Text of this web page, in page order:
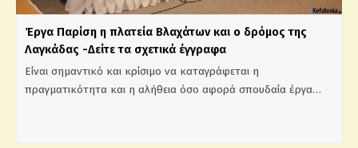
Έργα Παρίση η πλατεία Βλαχάτων και ο δρόμος της
Λαγκάδας -Δείτε τα σχετικά έγγραφα
Είναι σημαντικό και κρίσιμο να καταγράφεται η
πραγματικότητα και η αλήθεια όσο αφορά σπουδαία έργα…